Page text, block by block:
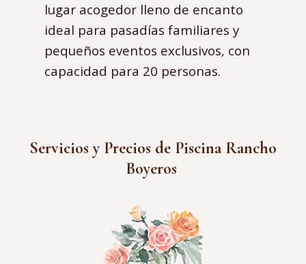
lugar acogedor lleno de encanto
ideal para pasadías familiares y
pequeños eventos exclusivos, con
capacidad para 20 personas.
Servicios y Precios de Piscina Rancho
Boyeros